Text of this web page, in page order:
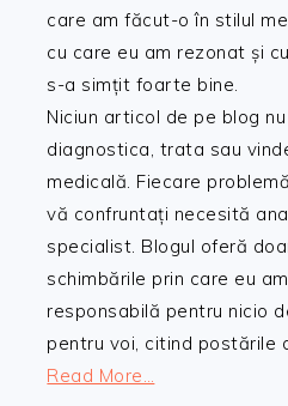
care am făcut-o în stilul
cu care eu am rezonat și
s-a simțit foarte bine.
Niciun articol de pe blog
diagnostica, trata sau
medicală. Fiecare
vă confruntați necesită
specialist. Blogul oferă
schimbările prin care eu
responsabilă pentru nicio
pentru voi, citind postările
Read More…